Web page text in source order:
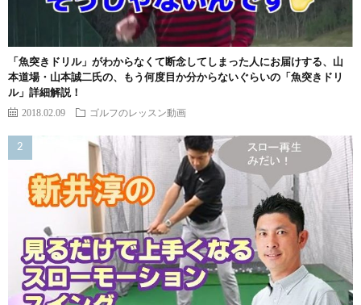
「魚突きドリル」がわからなくて断念してしまった人にお届けする、山
本道場・山本誠二氏の、もう何度目か分からないぐらいの「魚突きドリ
ル」詳細解説！
2018.02.09 ゴルフのレッスン動画